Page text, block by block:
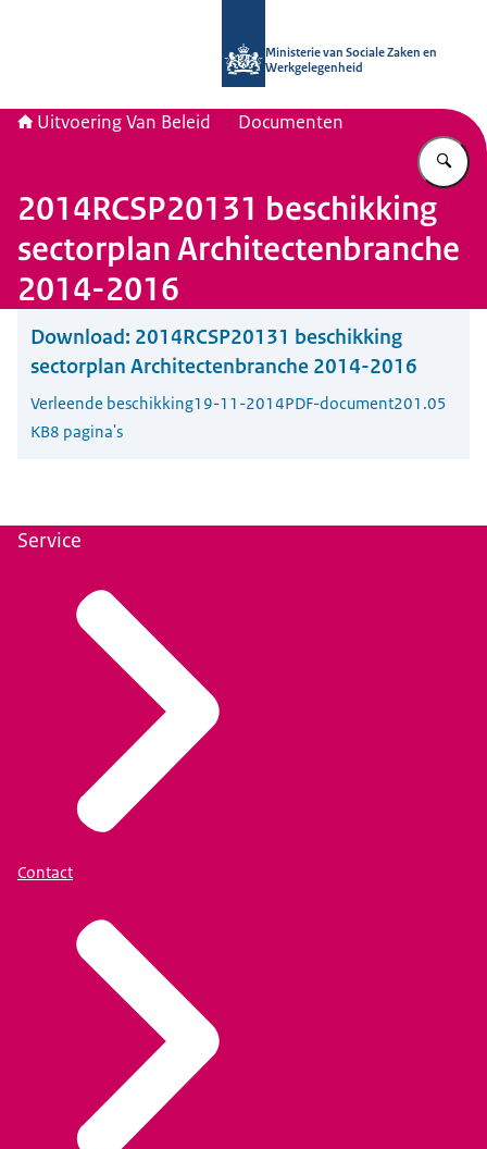
Ministerie van Sociale Zaken en
Werkgelegenheid
Uitvoering Van Beleid Documenten
2014RCSP20131 beschikking
sectorplan Architectenbranche
2014-2016
Download: 2014RCSP20131 beschikking
sectorplan Architectenbranche 2014-2016
Verleende beschikking19-11-2014PDF-document201.05
KB8 pagina's
Service
Contact